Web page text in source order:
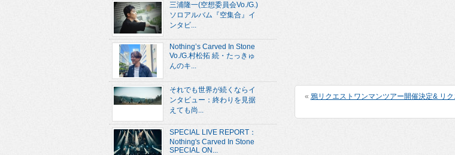
« 鴉リクエストワンマンツアー開催決定& リク
三浦隆一(空想委員会Vo./G.)
ソロアルバム『空集合』イ
ンタビ...
Nothing’s Carved In Stone
Vo./G.村松拓 続・たっきゅ
んのキ...
それでも世界が続くならイ
ンタビュー：終わりを見据
えても尚...
SPECIAL LIVE REPORT：
Nothing's Carved In Stone
SPECIAL ON...